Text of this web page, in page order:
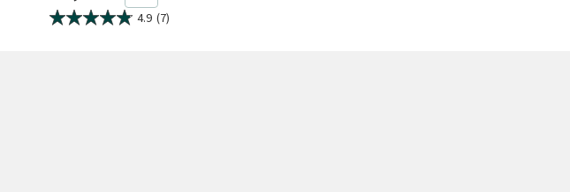
4.9 (7)